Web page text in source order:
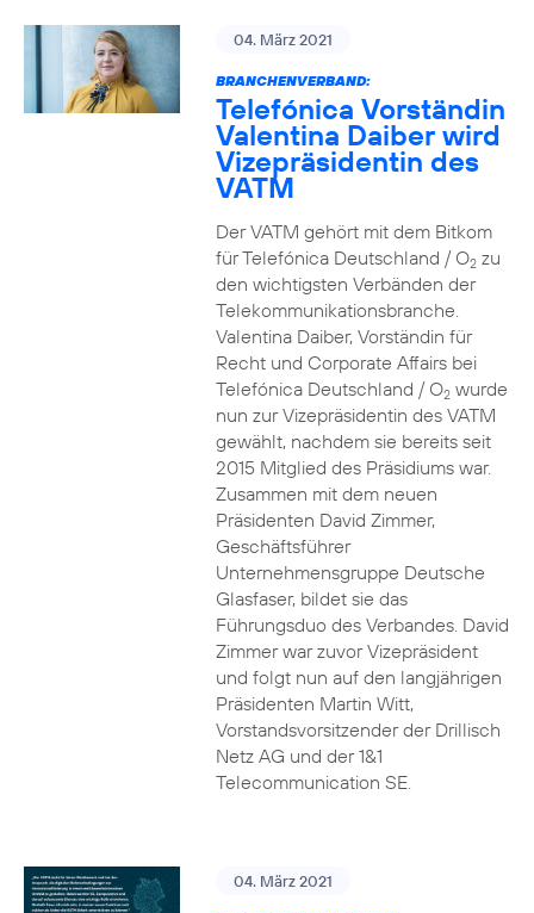
04. März 2021
BRANCHENVERBAND:
Telefónica Vorständin
Valentina Daiber wird
Vizepräsidentin des
VATM
Der VATM gehört mit dem Bitkom
für Telefónica Deutschland / O2zu
den wichtigsten Verbänden der
Telekommunikationsbranche.
Valentina Daiber, Vorständin für
Recht und Corporate Affairs bei
Telefónica Deutschland / O2wurde
nun zur Vizepräsidentin des VATM
gewählt, nachdem sie bereits seit
2015 Mitglied des Präsidiums war.
Zusammen mit dem neuen
Präsidenten David Zimmer,
Geschäftsführer
Unternehmensgruppe Deutsche
Glasfaser, bildet sie das
Führungsduo des Verbandes. David
Zimmer war zuvor Vizepräsident
und folgt nun auf den langjährigen
Präsidenten Martin Witt,
Vorstandsvorsitzender der Drillisch
Netz AG und der 1&1
Telecommunication SE.
04. März 2021